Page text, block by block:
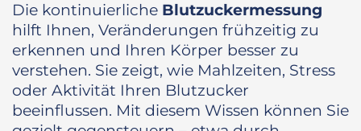
Die kontinuierliche Blutzuckermessung
hilft Ihnen, Veränderungen frühzeitig zu
erkennen und Ihren Körper besser zu
verstehen. Sie zeigt, wie Mahlzeiten, Stress
oder Aktivität Ihren Blutzucker
beeinflussen. Mit diesem Wissen können Sie